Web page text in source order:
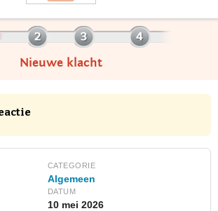
Nieuwe klacht
CATEGORIE
Algemeen
DATUM
10 mei 2026